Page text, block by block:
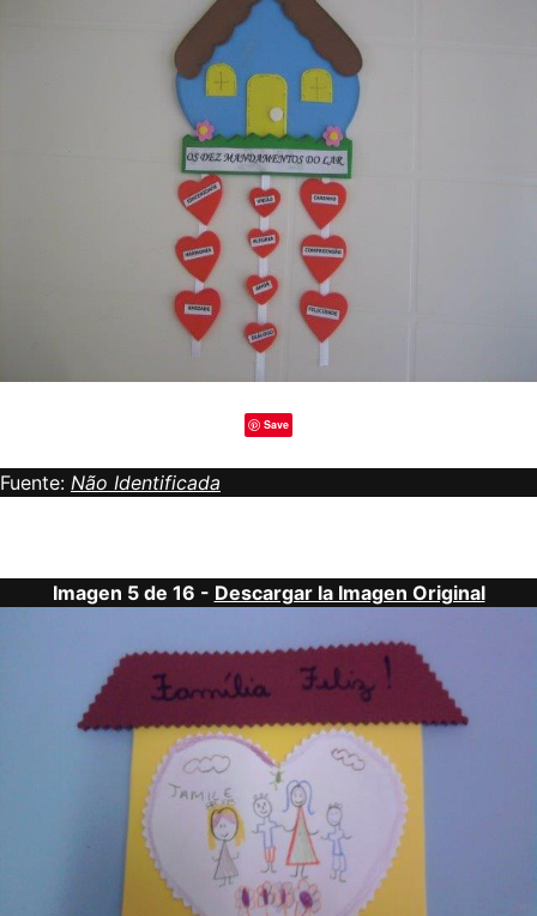
Save
Fuente: Não Identificada
Imagen 5 de 16 - Descargar la Imagen Original